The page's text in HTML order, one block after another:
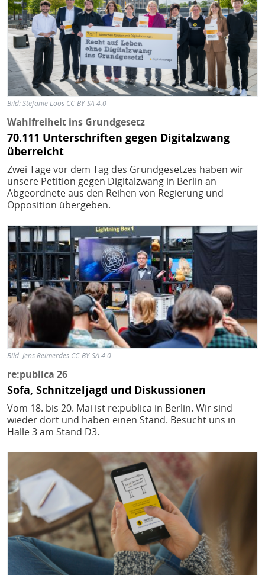
Bild:Stefanie Loos CC-BY-SA 4.0
Wahlfreiheit ins Grundgesetz
70.111 Unterschriften gegen Digitalzwang
überreicht
Zwei Tage vor dem Tag des Grundgesetzes haben wir
unsere Petition gegen Digitalzwang in Berlin an
Abgeordnete aus den Reihen von Regierung und
Opposition übergeben.
Bild
Bild:Jens Reimerdes CC-BY-SA 4.0
re:publica 26
Sofa, Schnitzeljagd und Diskussionen
Vom 18. bis 20. Mai ist re:publica in Berlin. Wir sind
wieder dort und haben einen Stand. Besucht uns in
Halle 3 am Stand D3.
Bild